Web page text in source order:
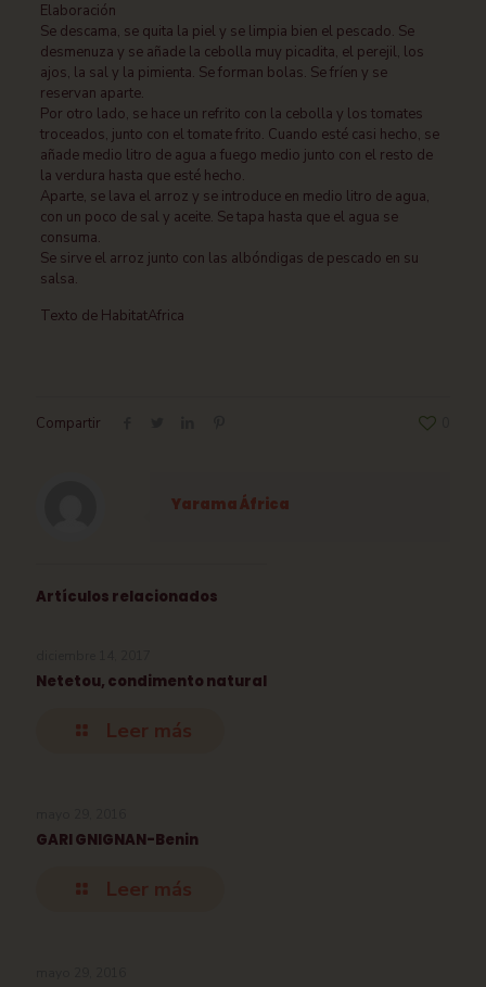
Elaboración
Se descama, se quita la piel y se limpia bien el pescado. Se
desmenuza y se añade la cebolla muy picadita, el perejil, los
ajos, la sal y la pimienta. Se forman bolas. Se fríen y se
reservan aparte.
Por otro lado, se hace un refrito con la cebolla y los tomates
troceados, junto con el tomate frito. Cuando esté casi hecho, se
añade medio litro de agua a fuego medio junto con el resto de
la verdura hasta que esté hecho.
Aparte, se lava el arroz y se introduce en medio litro de agua,
con un poco de sal y aceite. Se tapa hasta que el agua se
consuma.
Se sirve el arroz junto con las albóndigas de pescado en su
salsa.
Texto de HabitatAfrica
Compartir
Yarama África
Artículos relacionados
Netetou, condimento natural
Leer más
GARI GNIGNAN-Benin
Leer más